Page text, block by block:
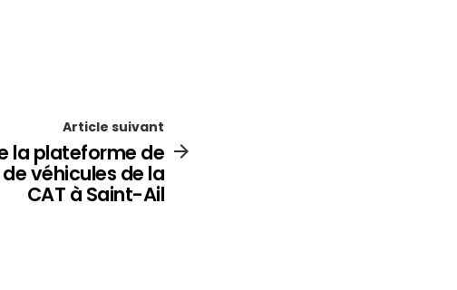
Article suivant
la plateforme de
véhicules de la
CAT à Saint-Ail